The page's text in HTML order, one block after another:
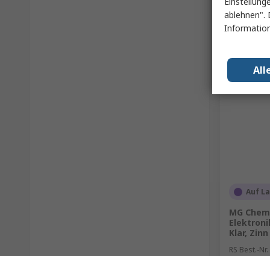
Auf
MG
Klar, Zinn
RS Best.-Nr.
ablehnen".